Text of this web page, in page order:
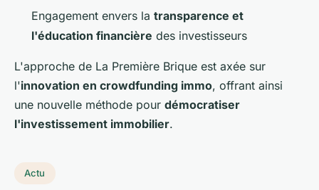
Engagement envers la transparence et
l'éducation financière des investisseurs
L'approche de La Première Brique est axée sur
l'innovation en crowdfunding immo, offrant ainsi
une nouvelle méthode pour démocratiser
l'investissement immobilier.
Actu